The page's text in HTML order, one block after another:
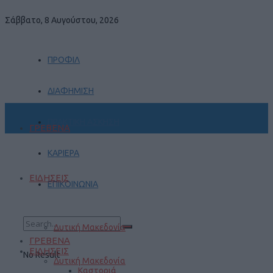
Σάββατο, 8 Αυγούστου, 2026
ΠΡΟΦΙΛ
ΔΙΑΦΗΜΙΣΗ
ΚΑΡΙΕΡΑ
ΕΠΙΚΟΙΝΩΝΙΑ
No Result
ΓΡΕΒΕΝΑ
ΕΙΔΗΣΕΙΣ
Δυτική Μακεδονία
ΓΡΕΒΕΝΑ
ΕΙΔΗΣΕΙΣ
Δυτική Μακεδονία
Καστοριά